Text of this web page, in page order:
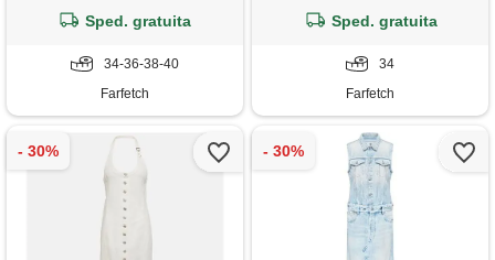
Sped. gratuita
34-36-38-40
Farfetch
Sped. gratuita
34
Farfetch